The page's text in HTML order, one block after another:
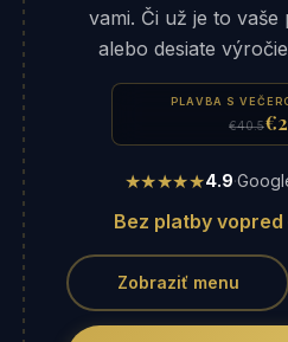
vami. Či už je to
alebo desiate
PLAVBA S
€40.5
★★★★★4.9·
Bez platby
Zobraziť menu